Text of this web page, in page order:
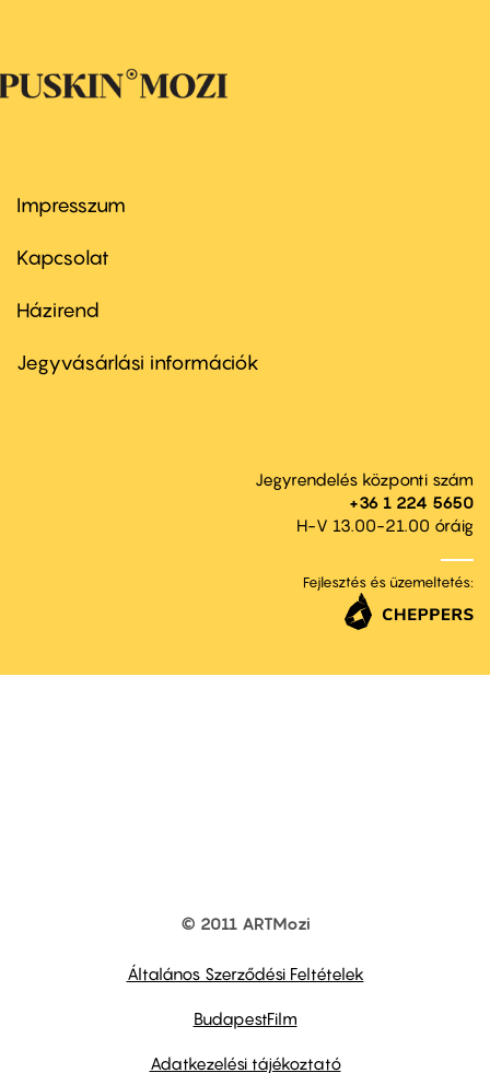
Footer
first
Impresszum
Kapcsolat
Footer
second
Házirend
Jegyvásárlási információk
Jegyrendelés központi szám
+36 1 224 5650
H-V 13.00-21.00 óráig
Fejlesztés és üzemeltetés:
© 2011 ARTMozi
Általános Szerződési Feltételek
BudapestFilm
Adatkezelési tájékoztató